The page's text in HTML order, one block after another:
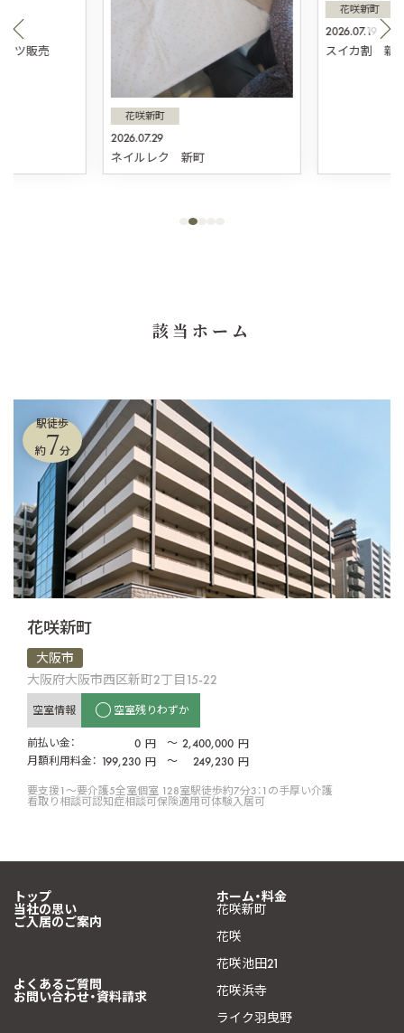
ーツ販売
2026.07.29
花咲新町
ネイルレク 新町
2026.07.19
花咲新町
スイカ割 新
該当ホーム
駅徒歩
約7分
花咲新町
大阪市
大阪府大阪市西区新町2丁目15-22
空室情報 空室残りわずか
前払い金： 0 円 〜 2,400,000 円
月額利用料金： 199,230 円 〜 249,230 円
要支援1〜要介護5全室個室 128室駅徒歩約7分3：1の手厚い介護
看取り相談可認知症相談可保険適用可体験入居可
トップ
当社の思い
ご入居のご案内
ホーム・料金
花咲新町
花咲
花咲池田21
花咲浜寺
ライク羽曳野
よくあるご質問
お問い合わせ・資料請求